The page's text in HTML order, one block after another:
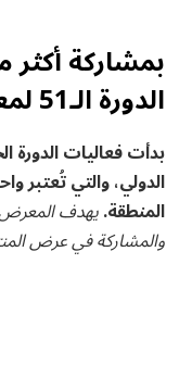
الدورة الـ51 لمعرض طرابلس الدولي
الدولي، والتي ⁤تُعتبر
المنطقة.يهدف المعرض
والمشاركة في ‌عرض⁣